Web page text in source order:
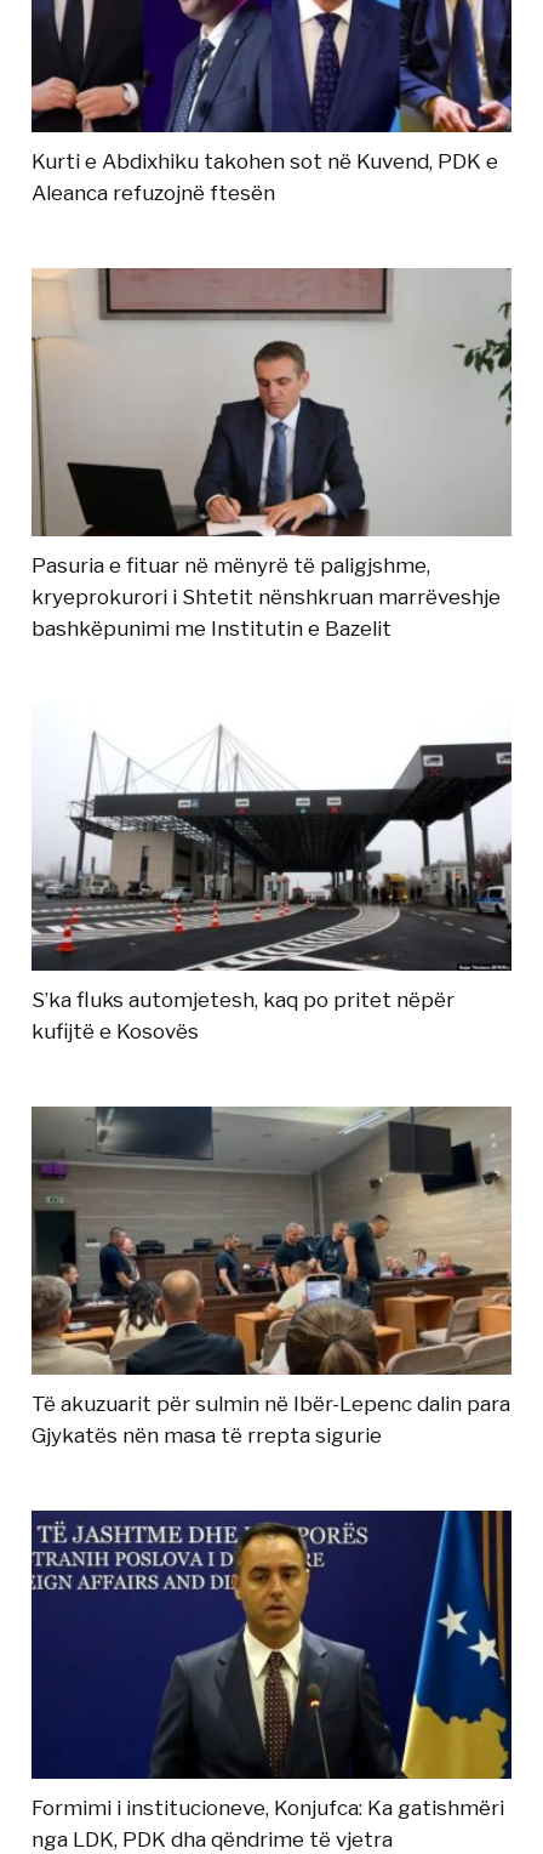
Kurti e Abdixhiku takohen sot në Kuvend, PDK e
Aleanca refuzojnë ftesën
Pasuria e fituar në mënyrë të paligjshme,
kryeprokurori i Shtetit nënshkruan marrëveshje
bashkëpunimi me Institutin e Bazelit
S’ka fluks automjetesh, kaq po pritet nëpër
kufijtë e Kosovës
Të akuzuarit për sulmin në Ibër-Lepenc dalin para
Gjykatës nën masa të rrepta sigurie
Formimi i institucioneve, Konjufca: Ka gatishmëri
nga LDK, PDK dha qëndrime të vjetra